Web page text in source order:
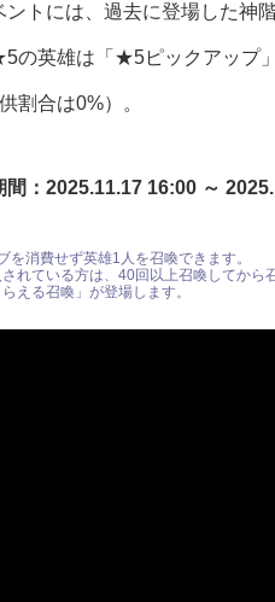
ントには、過去に登場した
の英雄は「★5ピックアップ
割合は0%）。
間：2025.11.17 16:00 ～
消費せず英雄1人を召喚できます。
れている方は、40回以上召喚してか
える召喚」が登場します。